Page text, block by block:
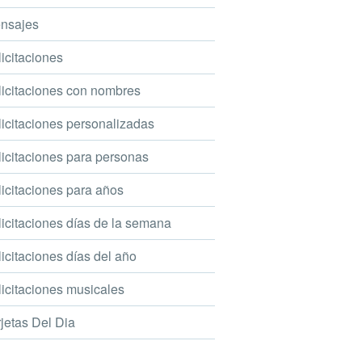
con nombres
personalizadas
para personas
para años
días de la semana
días del año
musicales
Del Dia